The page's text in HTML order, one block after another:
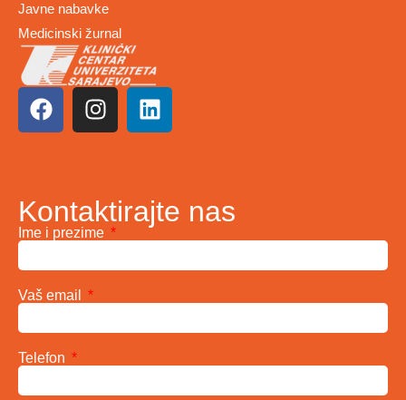
Javne nabavke
Medicinski žurnal
Kontaktirajte nas
Ime i prezime
Vaš email
Telefon